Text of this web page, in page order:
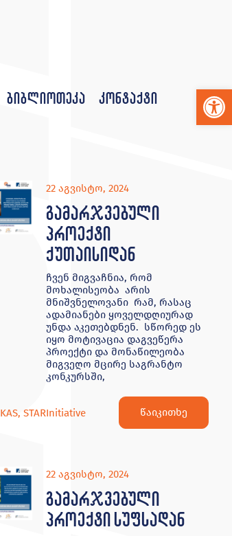
ბიბლიოთეკა კონტაქტი
22 აგვისტო, 2024
გამარჯვებული
პროექტი
ქუთაისიდან
ჩვენ მიგვაჩნია, რომ
მოხალისეობა არის
მნიშვნელოვანი რამ, რასაც
ადამიანები ყოველდღიურად
უნდა აკეთებდნენ. სწორედ ეს
იყო მოტივაცია დაგვეწერა
პროექტი და მონაწილეობა
მიგვეღო მცირე საგრანტო
კონკურსში,
KAS,STARInitiative წაიკითხე
22 აგვისტო, 2024
გამარჯვებული
პროექტი სუფსადან